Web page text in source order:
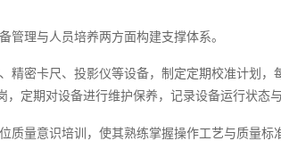
理与人员培养两方面构建支撑体系。
密卡尺、投影仪等设备，制定定期校准计划
定期对设备进行维护保养，记录设备运行状态
量意识培训，使其熟练掌握操作工艺与质量